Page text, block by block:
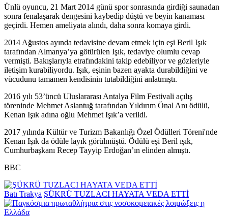
Ünlü oyuncu, 21 Mart 2014 günü spor sonrasında girdiği saunadan
sonra fenalaşarak dengesini kaybedip düştü ve beyin kanaması
geçirdi. Hemen ameliyata alındı, daha sonra komaya girdi.
2014 Ağustos ayında tedavisine devam etmek için eşi Beril Işık
tarafından Almanya’ya götürülen Işık, tedaviye olumlu cevap
vermişti. Bakışlarıyla etrafındakini takip edebiliyor ve gözleriyle
iletişim kurabiliyordu. Işık, eşinin bazen ayakta durabildiğini ve
vücudunu tamamen kendisinin tutabildiğini anlatmıştı.
2016 yılı 53’üncü Uluslararası Antalya Film Festivali açılış
töreninde Mehmet Aslantuğ tarafından Yıldırım Önal Anı ödülü,
Kenan Işık adına oğlu Mehmet Işık’a verildi.
2017 yılında Kültür ve Turizm Bakanlığı Özel Ödülleri Töreni'nde
Kenan Işık da ödüle layık görülmüştü. Ödülü eşi Beril ışık,
Cumhurbaşkanı Recep Tayyip Erdoğan’ın elinden almıştı.
BBC
Batı Trakya ŞÜKRÜ TUZLACI HAYATA VEDA ETTİ